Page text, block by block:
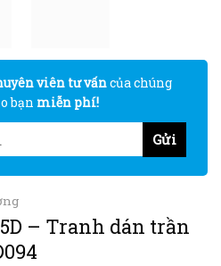
viên tư vấncủa chúng
bạn miễn phí!
– Tranh dán trần